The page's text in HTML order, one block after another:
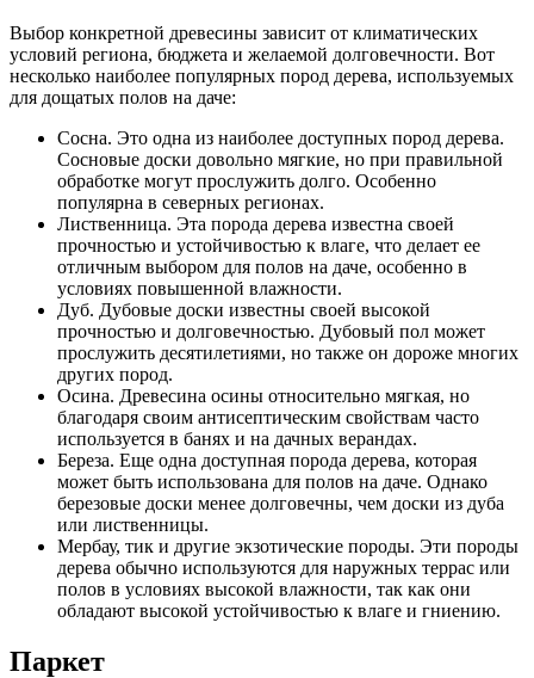
Выбор конкретной древесины зависит от климатических
условий региона, бюджета и желаемой долговечности. Вот
несколько наиболее популярных пород дерева, используемых
для дощатых полов на даче:
Сосна. Это одна из наиболее доступных пород дерева.
Сосновые доски довольно мягкие, но при правильной
обработке могут прослужить долго. Особенно
популярна в северных регионах.
Лиственница. Эта порода дерева известна своей
прочностью и устойчивостью к влаге, что делает ее
отличным выбором для полов на даче, особенно в
условиях повышенной влажности.
Дуб. Дубовые доски известны своей высокой
прочностью и долговечностью. Дубовый пол может
прослужить десятилетиями, но также он дороже многих
других пород.
Осина. Древесина осины относительно мягкая, но
благодаря своим антисептическим свойствам часто
используется в банях и на дачных верандах.
Береза. Еще одна доступная порода дерева, которая
может быть использована для полов на даче. Однако
березовые доски менее долговечны, чем доски из дуба
или лиственницы.
Мербау, тик и другие экзотические породы. Эти породы
дерева обычно используются для наружных террас или
полов в условиях высокой влажности, так как они
обладают высокой устойчивостью к влаге и гниению.
Паркет